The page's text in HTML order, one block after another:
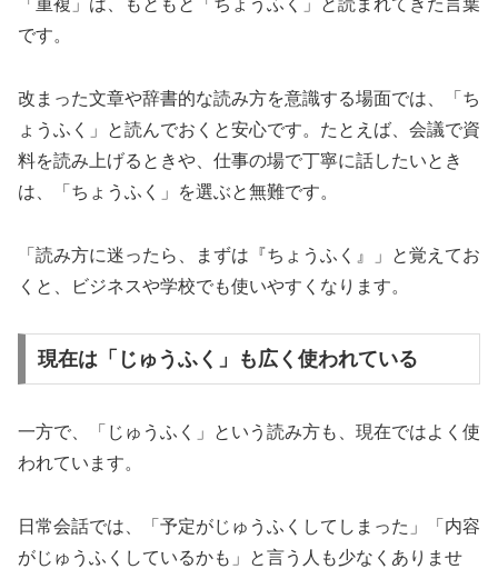
「重複」は、もともと「ちょうふく」と読まれてきた言葉
です。
改まった文章や辞書的な読み方を意識する場面では、「ち
ょうふく」と読んでおくと安心です。たとえば、会議で資
料を読み上げるときや、仕事の場で丁寧に話したいとき
は、「ちょうふく」を選ぶと無難です。
「読み方に迷ったら、まずは『ちょうふく』」と覚えてお
くと、ビジネスや学校でも使いやすくなります。
現在は「じゅうふく」も広く使われている
一方で、「じゅうふく」という読み方も、現在ではよく使
われています。
日常会話では、「予定がじゅうふくしてしまった」「内容
がじゅうふくしているかも」と言う人も少なくありませ